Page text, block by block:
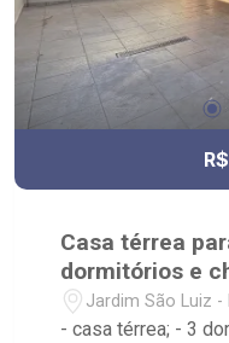
Casa térrea
dormitórios e
LuizJardim São Luiz
- casa térrea; - 3